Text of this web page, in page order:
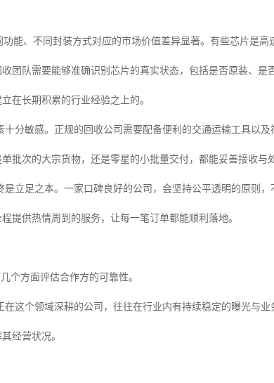
能、不同封装方式对应的市场价值差异显著。有些芯片是高
团队需要能够准确识别芯片的真实状态，包括是否原装、是
在长期积累的行业经验之上的。
分敏感。正规的回收公司需要配备便利的交通运输工具以及
批次的大宗货物，还是零星的小批量交付，都能妥善接收与
立足之本。一家口碑良好的公司，会坚持公平透明的原则，
提供热情周到的服务，让每一笔订单都能顺利落地。
个方面评估合作方的可靠性。
在这个领域深耕的公司，往往在行业内有持续稳定的曝光与
经营状况。